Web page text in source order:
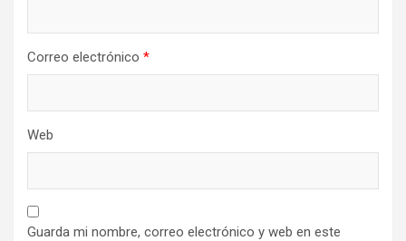
Correo electrónico *
Web
Guarda mi nombre, correo electrónico y web en este